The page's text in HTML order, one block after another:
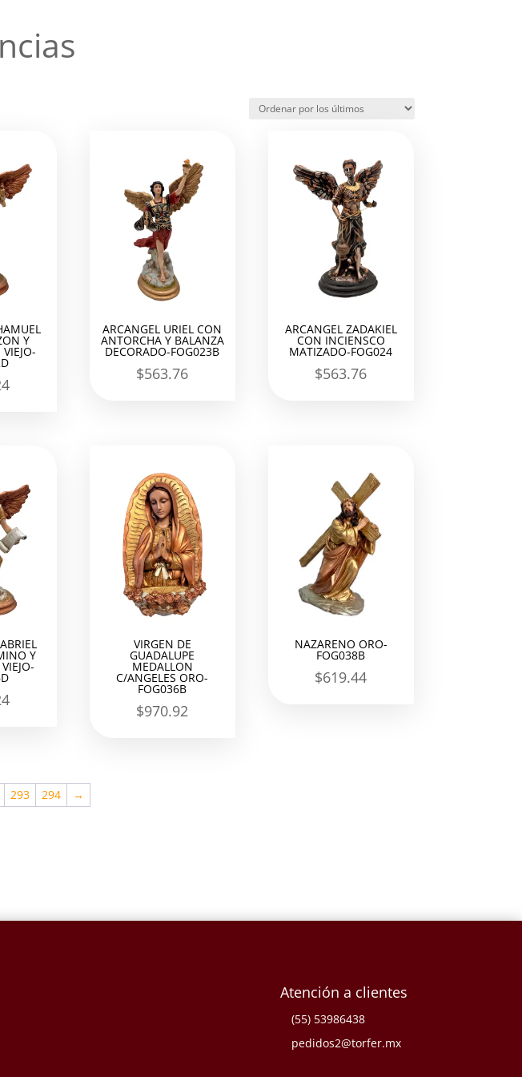
Y
ARCANGEL URIEL CON
ANTORCHA Y BALANZA
DECORADO-FOG023B
$563.76
ARCANGEL ZADAKIEL
CON INCIENSCO
MATIZADO-FOG024
$563.76
Y
VIRGEN DE
GUADALUPE
MEDALLON
C/ANGELES ORO-
FOG036B
$970.92
NAZARENO ORO-
FOG038B
$619.44
293 294 →
Atención a clientes
(55) 53986438
pedidos2@torfer.mx